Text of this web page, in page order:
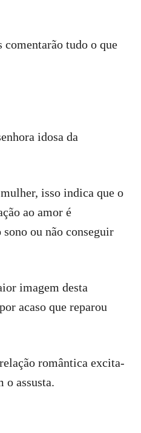
tudo o que
idosa da
isso indica que o
ao amor é
ou não conseguir
imagem desta
acaso que reparou
romântica excita-
o assusta.